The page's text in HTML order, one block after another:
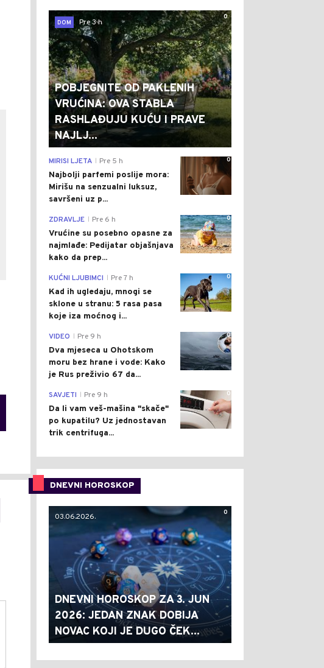
0
DOM
Pre 3 h
POBJEGNITE OD PAKLENIH
VRUĆINA: OVA STABLA
RASHLAĐUJU KUĆU I PRAVE
NAJLJ...
0
MIRISI LJETA Pre 5 h
Najbolji parfemi poslije mora:
Mirišu na senzualni luksuz,
savršeni uz p...
0
ZDRAVLJE Pre 6 h
Vrućine su posebno opasne za
najmlađe: Pedijatar objašnjava
kako da prep...
0
KUĆNI LJUBIMCI Pre 7 h
Kad ih ugledaju, mnogi se
sklone u stranu: 5 rasa pasa
koje iza moćnog i...
0
VIDEO Pre 9 h
Dva mjeseca u Ohotskom
moru bez hrane i vode: Kako
je Rus preživio 67 da...
0
SAVJETI Pre 9 h
Da li vam veš-mašina "skače"
po kupatilu? Uz jednostavan
trik centrifuga...
DNEVNI HOROSKOP
0
03.06.2026.
DNEVNI HOROSKOP ZA 3. JUN
2026: JEDAN ZNAK DOBIJA
NOVAC KOJI JE DUGO ČEK...